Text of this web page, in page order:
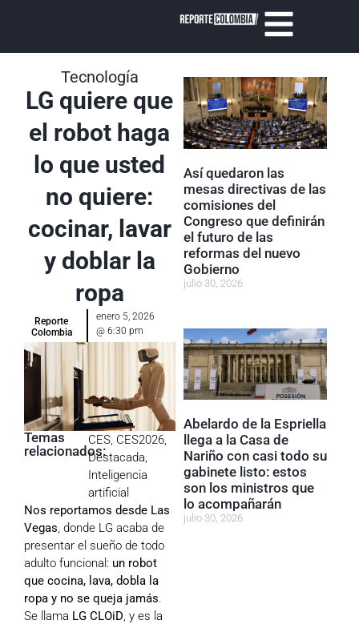
Tecnología
LG quiere que
el robot haga
lo que usted
no quiere:
cocinar, lavar
y doblar la
ropa
Reporte
Colombia
enero 5, 2026
@ 6:30 pm
Temas
relacionados:
CES, CES2026,
Destacada,
Inteligencia
artificial
Nos reportamos desde Las
Vegas, donde LG acaba de
presentar el sueño de todo
adulto funcional: un robot
que cocina, lava, dobla la
ropa y no se queja jamás.
Se llama LG CLOiD, y es la
Así quedaron las
mesas directivas de las
comisiones del
Congreso que definirán
el futuro de las
reformas del nuevo
Gobierno
julio 30, 2026
Abelardo de la Espriella
llega a la Casa de
Nariño con casi todo su
gabinete listo: estos
son los ministros que
lo acompañarán
julio 30, 2026